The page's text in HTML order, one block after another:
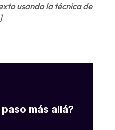
usando la técnica de
más allá?